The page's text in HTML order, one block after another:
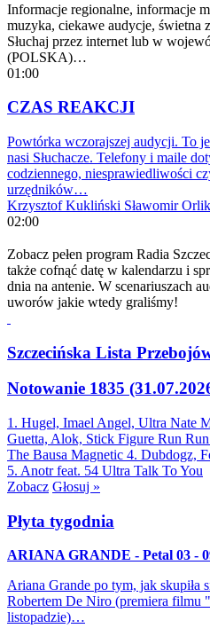
Informacje regionalne, informacje
muzyka, ciekawe audycje, świetna
Słuchaj przez internet lub w
(POLSKA)…
01:00
CZAS REAKCJI
Powtórka wczorajszej audycji. To
nasi Słuchacze. Telefony i maile
codziennego, niesprawiedliwości
urzędników…
Krzysztof Kukliński Sławomir Orlik
02:00
Zobacz pełen program Radia
także cofnąć datę w kalendarzu i
dnia na antenie. W scenariuszach
uworów jakie wtedy graliśmy!
Szczecińska Lista
Notowanie 1835
1. Hugel, Imael Angel, Ultra Nate
Guetta, Alok, Stick Figure Run
The Bausa Magnetic 4. Dubdogz,
5. Anotr feat. 54 Ultra Talk To You
Zobacz Głosuj »
Płyta tygodnia
ARIANA GRANDE - Petal 03 -
Ariana Grande po tym, jak skupiła
Robertem De Niro (premiera filmu
listopadzie)…